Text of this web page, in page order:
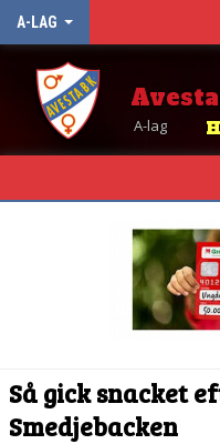
A-LAG
A-lag
MATCHER
Så gick snacket
Smedjebacken